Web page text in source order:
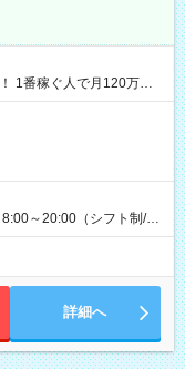
1番稼ぐ人で月120万ほ
1日150個配達×25日勤務
～20:00（シフト制/実
週4も有り） ※配達状況
件により多少の前後あ
詳細へ